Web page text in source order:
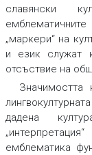
славянски
„маркери“ на
и език служат
отсъствие на
дадена
емблематика